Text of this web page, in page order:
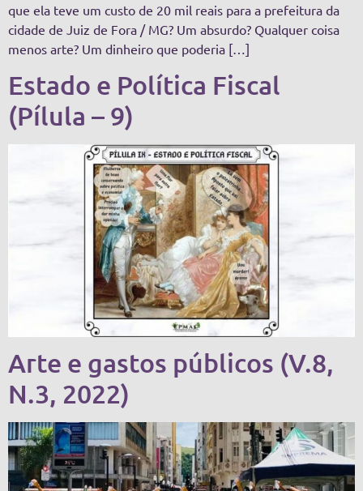
que ela teve um custo de 20 mil reais para a prefeitura da
cidade de Juiz de Fora / MG? Um absurdo? Qualquer coisa
menos arte? Um dinheiro que poderia […]
Estado e Política Fiscal
(Pílula – 9)
Arte e gastos públicos (V.8,
N.3, 2022)